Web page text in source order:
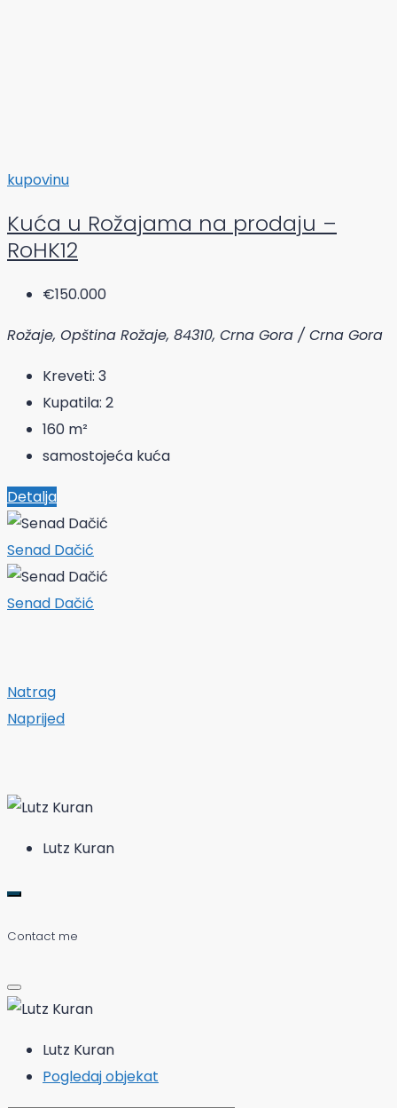
kupovinu
Kuća u Rožajama na prodaju –
RoHK12
€150.000
Rožaje, Opština Rožaje, 84310, Crna Gora / Crna Gora
Kreveti: 3
Kupatila: 2
160 m²
samostojeća kuća
Detalja
Senad Dačić
Senad Dačić
Natrag
Naprijed
Lutz Kuran
Contact me
Lutz Kuran
Pogledaj objekat